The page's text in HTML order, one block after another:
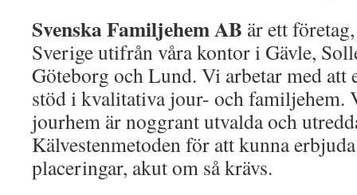
Svenska Familjehem AB är ett
Sverige utifrån våra kontor i Gävle,
Göteborg och Lund. Vi arbetar med att
stöd i kvalitativa jour- och familjehem.
jourhem är noggrant utvalda och
Kälvestenmetoden för att kunna
placeringar, akut om så krävs.